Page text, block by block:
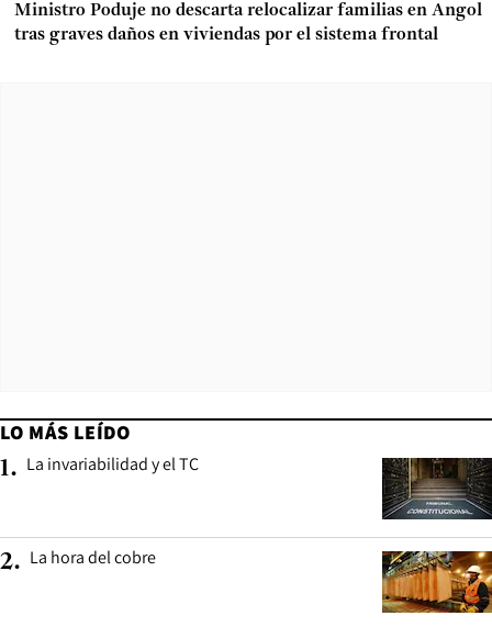
Ministro Poduje no descarta relocalizar familias en Angol
tras graves daños en viviendas por el sistema frontal
LO MÁS LEÍDO
1. La invariabilidad y el TC
2. La hora del cobre